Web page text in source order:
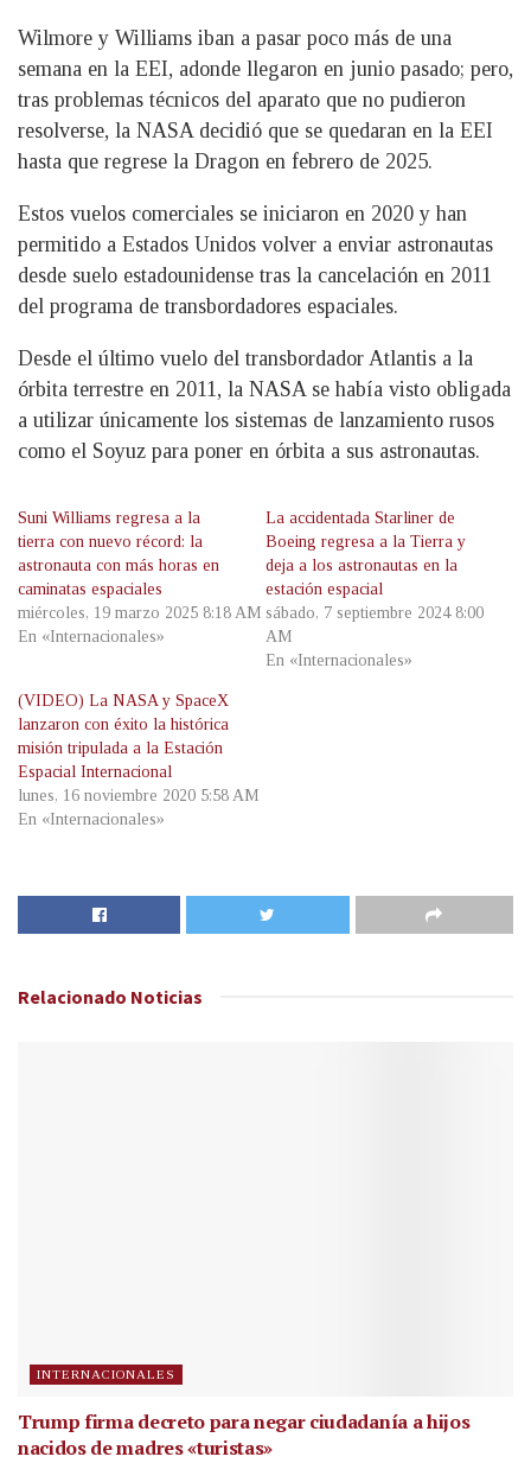
Wilmore y Williams iban a pasar poco más de una
semana en la EEI, adonde llegaron en junio pasado; pero,
tras problemas técnicos del aparato que no pudieron
resolverse, la NASA decidió que se quedaran en la EEI
hasta que regrese la Dragon en febrero de 2025.
Estos vuelos comerciales se iniciaron en 2020 y han
permitido a Estados Unidos volver a enviar astronautas
desde suelo estadounidense tras la cancelación en 2011
del programa de transbordadores espaciales.
Desde el último vuelo del transbordador Atlantis a la
órbita terrestre en 2011, la NASA se había visto obligada
a utilizar únicamente los sistemas de lanzamiento rusos
como el Soyuz para poner en órbita a sus astronautas.
Suni Williams regresa a la
tierra con nuevo récord: la
astronauta con más horas en
caminatas espaciales
miércoles, 19 marzo 2025 8:18 AM
En «Internacionales»
La accidentada Starliner de
Boeing regresa a la Tierra y
deja a los astronautas en la
estación espacial
sábado, 7 septiembre 2024 8:00
AM
En «Internacionales»
(VIDEO) La NASA y SpaceX
lanzaron con éxito la histórica
misión tripulada a la Estación
Espacial Internacional
lunes, 16 noviembre 2020 5:58 AM
En «Internacionales»
Relacionado Noticias
INTERNACIONALES
Trump firma decreto para negar ciudadanía a hijos
nacidos de madres «turistas»